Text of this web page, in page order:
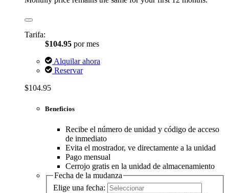
Tarifa:
$104.95 por mes
Alquilar ahora
Reservar
$104.95
Beneficios
Recibe el número de unidad y código de acceso
de inmediato
Evita el mostrador, ve directamente a la unidad
Pago mensual
Cerrojo gratis en la unidad de almacenamiento
Fecha de la mudanza
Elige una fecha: